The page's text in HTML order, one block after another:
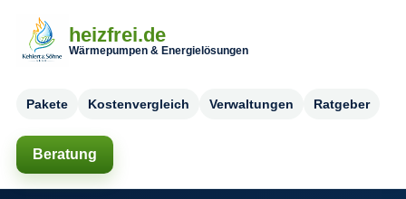
heizfrei.de
Wärmepumpen & Energielösungen
Pakete Kostenvergleich Verwaltungen Ratgeber
Beratung